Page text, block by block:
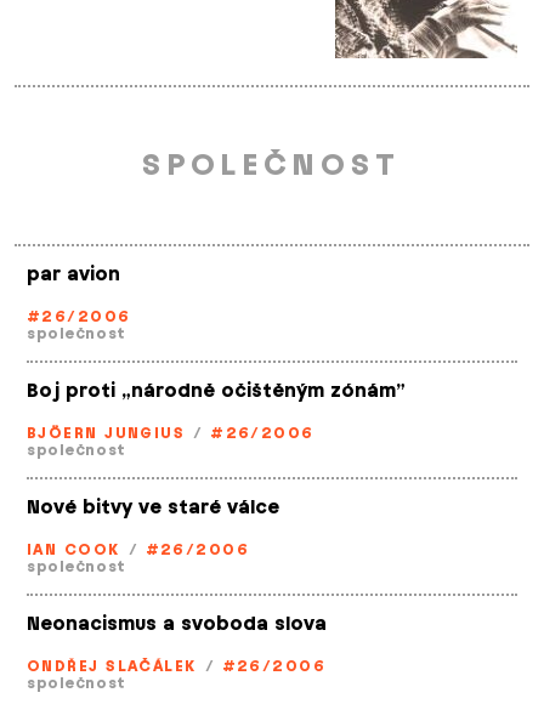
SPOLEČNOST
par avion
#26/2006
společnost
Boj proti „národně očištěným zónám”
BJÖERN JUNGIUS / #26/2006
společnost
Nové bitvy ve staré válce
IAN COOK / #26/2006
společnost
Neonacismus a svoboda slova
ONDŘEJ SLAČÁLEK / #26/2006
společnost